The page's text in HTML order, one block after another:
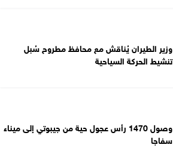
وزير الطيران يُناقش مع محافظ مطروح سُبل
تنشيط الحركة السياحية
وصول 1470 رأس عجول حية من جيبوتي إلى ميناء
سفاجا